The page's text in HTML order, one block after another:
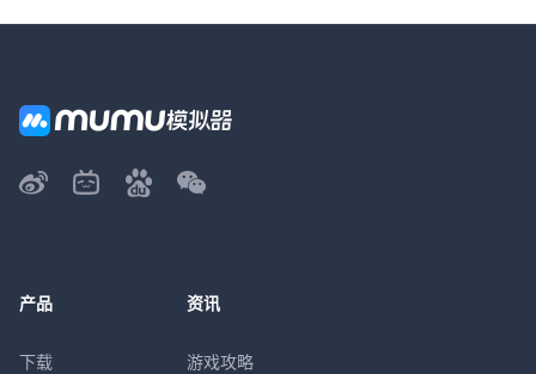
产品
下载
资讯
游戏攻略